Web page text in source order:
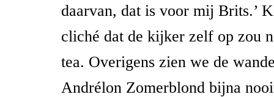
daarvan, dat is voor mij Brits.’
cliché dat de kijker zelf op zou
tea. Overigens zien we de
Andrélon Zomerblond bijna